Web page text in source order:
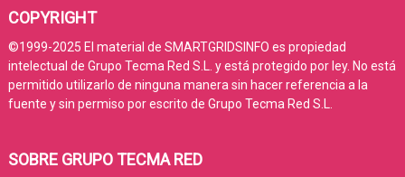
COPYRIGHT
©1999-2025 El material de SMARTGRIDSINFO es propiedad
intelectual de Grupo Tecma Red S.L. y está protegido por ley. No está
permitido utilizarlo de ninguna manera sin hacer referencia a la
fuente y sin permiso por escrito de Grupo Tecma Red S.L.
SOBRE GRUPO TECMA RED